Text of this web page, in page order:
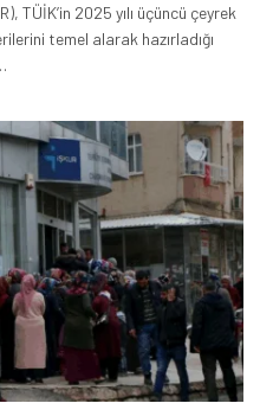
TÜİK’in 2025 yılı üçüncü çeyrek
temel alarak hazırladığı